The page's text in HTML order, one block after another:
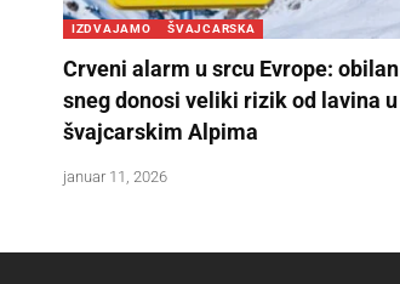
IZDVAJAMO ŠVAJCARSKA
Crveni alarm u srcu Evrope: obilan
sneg donosi veliki rizik od lavina u
švajcarskim Alpima
januar 11, 2026